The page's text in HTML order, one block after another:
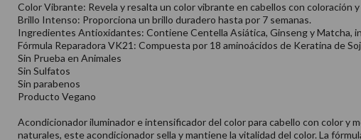
Color Vibrante: Revela y resalta un color vibrante en cabellos con coloración y
Brillo Intenso: Proporciona un brillo duradero hasta por 7 semanas.
Ingredientes Antioxidantes: Contiene Centella Asiática, Ginseng y Matcha,
Fórmula Reparadora VK21: Compuesta por 18 aminoácidos de Keratina de
Sin Prueba en Animales
Sin Sulfatos
Sin parabenos
Producto Vegano
Acondicionador iluminador e intensificador del color para cabello con color y
naturales, este acondicionador sella y mantiene la vitalidad del color. La